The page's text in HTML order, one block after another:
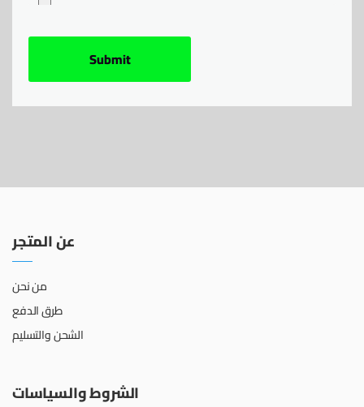
عن المتجر
من نحن
طرق الدفع
الشحن والتسليم
الشروط والسياسات